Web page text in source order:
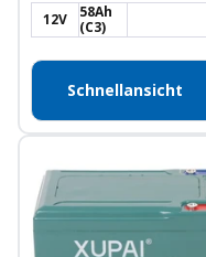
12V
58Ah
(C3)
Schnellansicht